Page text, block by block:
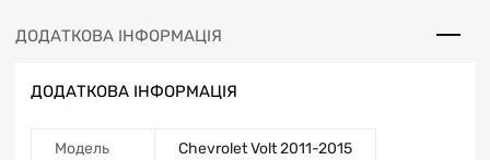
ДОДАТКОВА ІНФОРМАЦІЯ
ДОДАТКОВА ІНФОРМАЦІЯ
Модель Chevrolet Volt 2011-2015